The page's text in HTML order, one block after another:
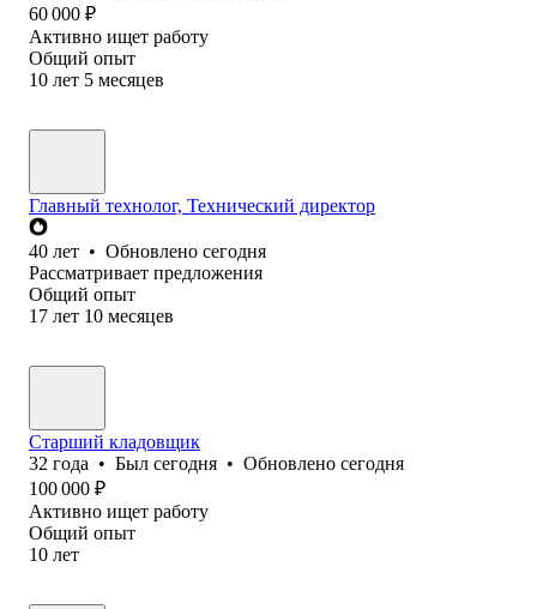
60 000 ₽
Активно ищет работу
Общий опыт
10 лет 5 месяцев
Главный технолог, Технический директор
40 лет • Обновлено сегодня
Рассматривает предложения
Общий опыт
17 лет 10 месяцев
Старший кладовщик
32 года • Был сегодня • Обновлено сегодня
100 000 ₽
Активно ищет работу
Общий опыт
10 лет